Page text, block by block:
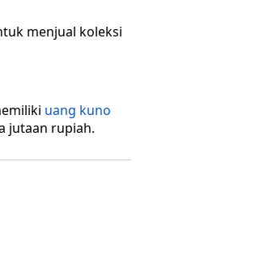
menjual koleksi
uang kuno
jutaan rupiah.